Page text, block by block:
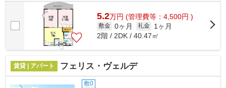
の物件はマンションです。当社オススメ...
5.2万円 (管理費等：4,500円 )
敷金 0ヶ月 礼金
1ヶ月
2階 / 2DK / 40.47㎡
賃貸 | アパート フェリス・ヴェルデ
敷0